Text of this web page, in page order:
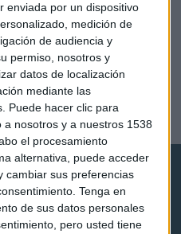
enviada por un dispositivo
medición de
de audiencia y
permiso, nosotros y
datos de localización
mediante las
Puede hacer clic para
nosotros y a nuestros 1538
el procesamiento
alternativa, puede acceder
cambiar sus preferencias
Tenga en
de sus datos personales
pero usted tiene